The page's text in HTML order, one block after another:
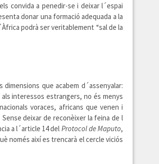
convida a penedir-se i deixar l´espai
donar una formació adequada a la
podrà ser veritablement “sal de la
que acabem d´assenyalar:
interessos estrangers, no és menys
voraces, africans que venen i
deixar de reconèixer la feina de l
a l´article 14 del Protocol de Maputo,
només així es trencarà el cercle viciós